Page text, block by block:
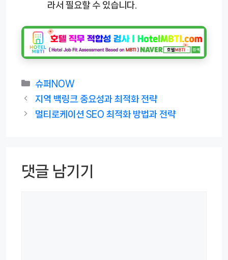
라서 필요할 수 있습니다.
카
테
리
슈퍼NOW
지역 백링크 중요성과 최적화 전략
멀티로케이션 SEO 최적화 방법과 전략
댓글 남기기